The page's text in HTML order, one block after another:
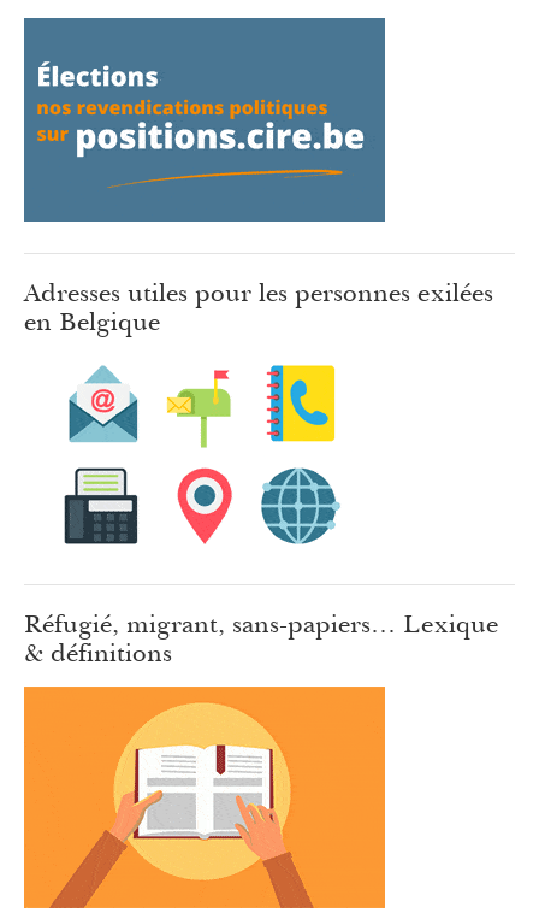
Adresses utiles pour les personnes exilées
en Belgique
Réfugié, migrant, sans-papiers… Lexique
& définitions